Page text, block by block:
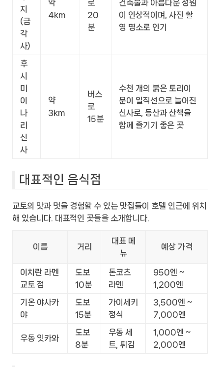
지
(금
각
사)
약
4km
로
20
분
건축물과 아름다운 정원
이 인상적이며, 사진 촬
영 명소로 인기
후
시
미
이
나
리
신
사
약
3km
버스
로
15분
수천 개의 붉은 토리이
문이 일직선으로 늘어진
신사로, 등산과 산책을
함께 즐기기 좋은 곳
대표적인 음식점
교토의 맛과 멋을 경험할 수 있는 맛집들이 호텔 인근에 위치
해 있습니다. 대표적인 곳들을 소개합니다.
이름 거리
대표 메
뉴
예상 가격
이치란 라멘
교토 점
도보
10분
돈코츠
라멘
950엔 ~
1,200엔
기온 야사카
야
도보
15분
가이세키
정식
3,500엔 ~
7,000엔
우동 잇카와
도보
8분
우동 세
트, 튀김
1,000엔 ~
2,000엔